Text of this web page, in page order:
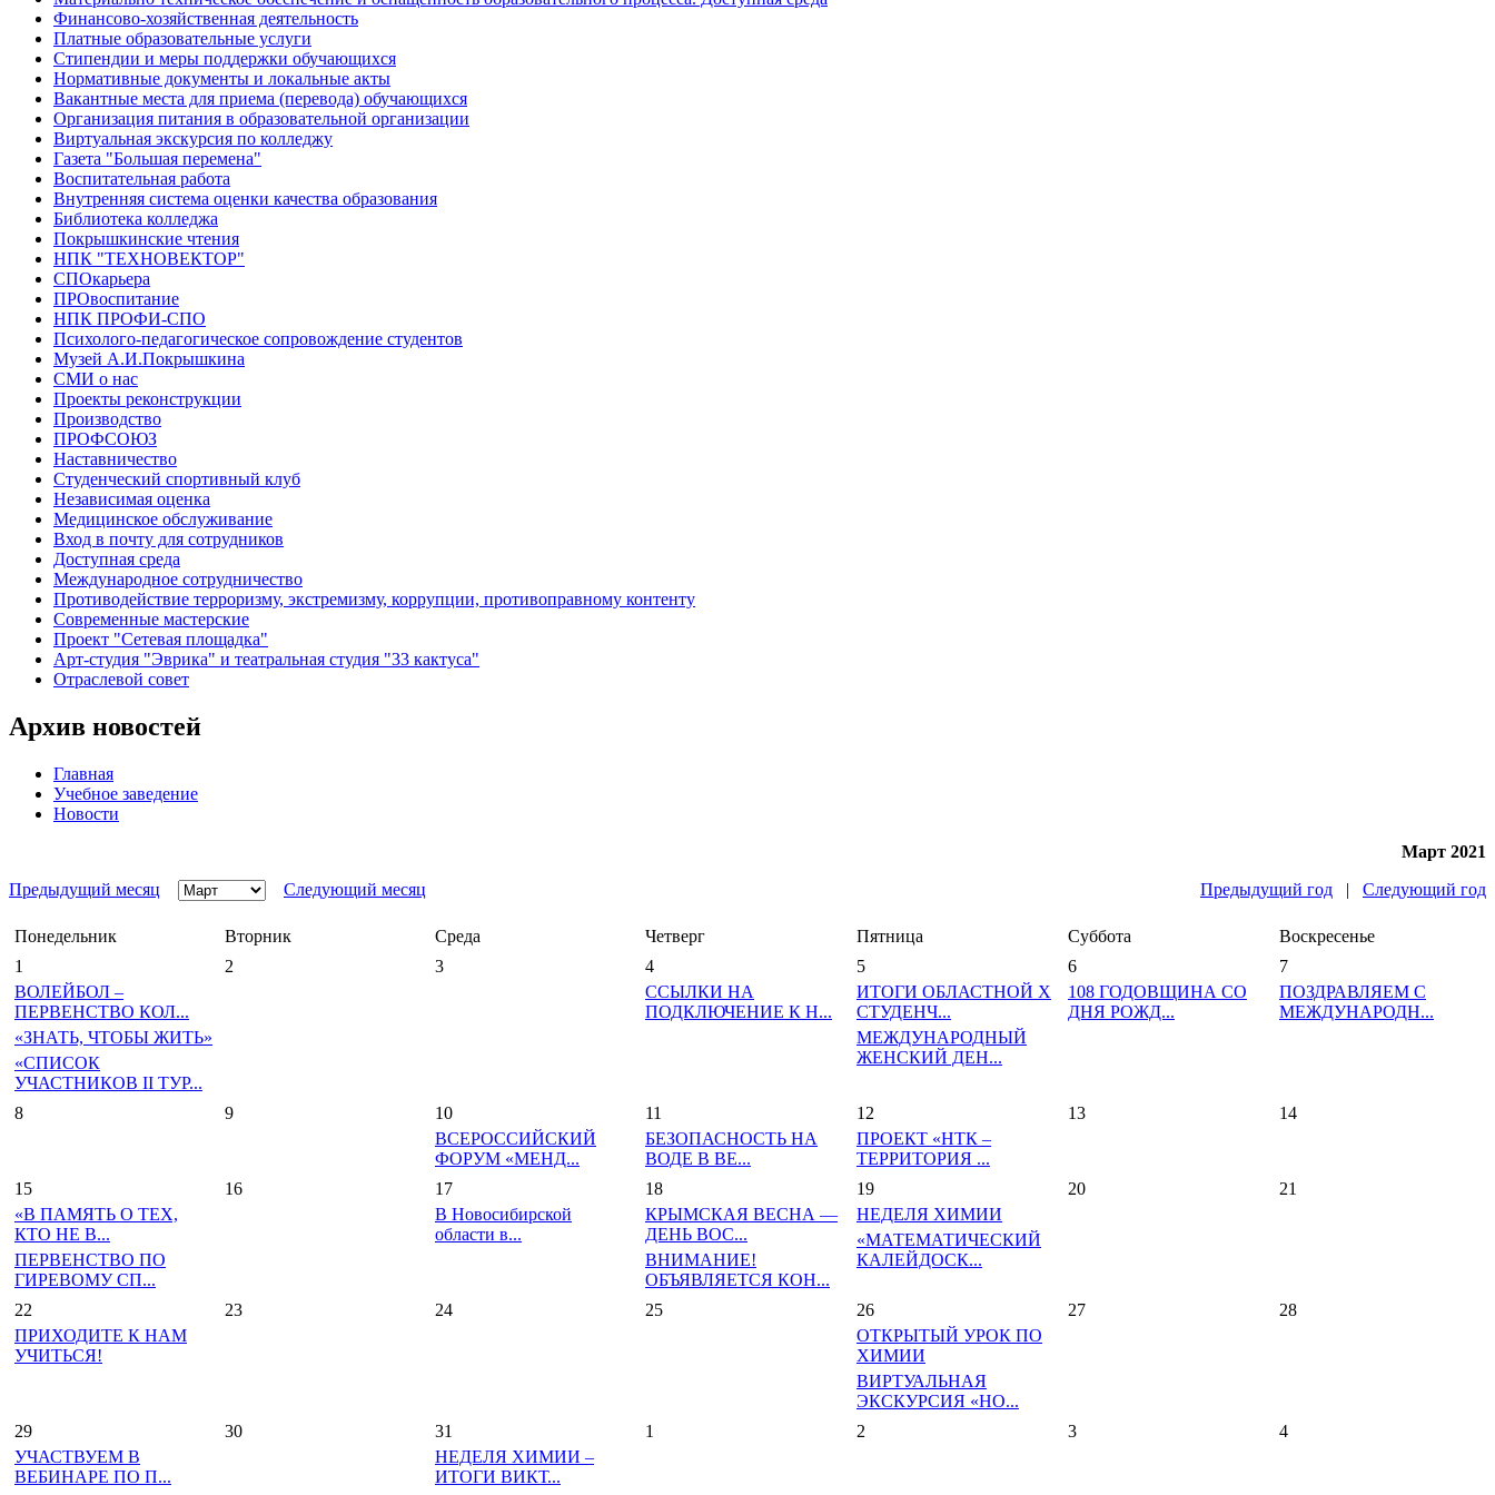
Финансово-хозяйственная деятельность
Платные образовательные услуги
Стипендии и меры поддержки обучающихся
Нормативные документы и локальные акты
Вакантные места для приема (перевода) обучающихся
Организация питания в образовательной организации
Виртуальная экскурсия по колледжу
Газета "Большая перемена"
Воспитательная работа
Внутренняя система оценки качества образования
Библиотека колледжа
Покрышкинские чтения
НПК "ТЕХНОВЕКТОР"
СПОкарьера
ПРОвоспитание
НПК ПРОФИ-СПО
Психолого-педагогическое сопровождение студентов
Музей А.И.Покрышкина
СМИ о нас
Проекты реконструкции
Производство
ПРОФСОЮЗ
Наставничество
Студенческий спортивный клуб
Независимая оценка
Медицинское обслуживание
Вход в почту для сотрудников
Доступная среда
Международное сотрудничество
Противодействие терроризму, экстремизму, коррупции, противоправному контенту
Современные мастерские
Проект "Сетевая площадка"
Арт-студия "Эврика" и театральная студия "33 кактуса"
Отраслевой совет
Архив новостей
Главная
Учебное заведение
Новости
Март 2021
Предыдущий месяц
Следующий месяц Предыдущий год | Следующий год
Понедельник Вторник Среда Четверг Пятница Суббота
Воскресенье
1
ВОЛЕЙБОЛ –
ПЕРВЕНСТВО КОЛ...
«ЗНАТЬ, ЧТОБЫ ЖИТЬ»
«СПИСОК
УЧАСТНИКОВ II ТУР...
2 3
4
ССЫЛКИ НА
ПОДКЛЮЧЕНИЕ К Н...
5
ИТОГИ ОБЛАСТНОЙ X
СТУДЕНЧ...
МЕЖДУНАРОДНЫЙ
ЖЕНСКИЙ ДЕН...
6
108 ГОДОВЩИНА СО
ДНЯ РОЖД...
7
ПОЗДРАВЛЯЕМ С
МЕЖДУНАРОДН...
8 9
10
ВСЕРОССИЙСКИЙ
ФОРУМ «МЕНД...
11
БЕЗОПАСНОСТЬ НА
ВОДЕ В ВЕ...
12
ПРОЕКТ «НТК –
ТЕРРИТОРИЯ ...
13 14
15
«В ПАМЯТЬ О ТЕХ,
КТО НЕ В...
ПЕРВЕНСТВО ПО
ГИРЕВОМУ СП...
16
17
В Новосибирской
области в...
18
КРЫМСКАЯ ВЕСНА —
ДЕНЬ ВОС...
ВНИМАНИЕ!
ОБЪЯВЛЯЕТСЯ КОН...
19
НЕДЕЛЯ ХИМИИ
«МАТЕМАТИЧЕСКИЙ
КАЛЕЙДОСК...
20 21
22
ПРИХОДИТЕ К НАМ
УЧИТЬСЯ!
23 24 25
26
ОТКРЫТЫЙ УРОК ПО
ХИМИИ
ВИРТУАЛЬНАЯ
ЭКСКУРСИЯ «НО...
27 28
29
УЧАСТВУЕМ В
ВЕБИНАРЕ ПО П...
30
31
НЕДЕЛЯ ХИМИИ –
ИТОГИ ВИКТ...
1 2 3 4